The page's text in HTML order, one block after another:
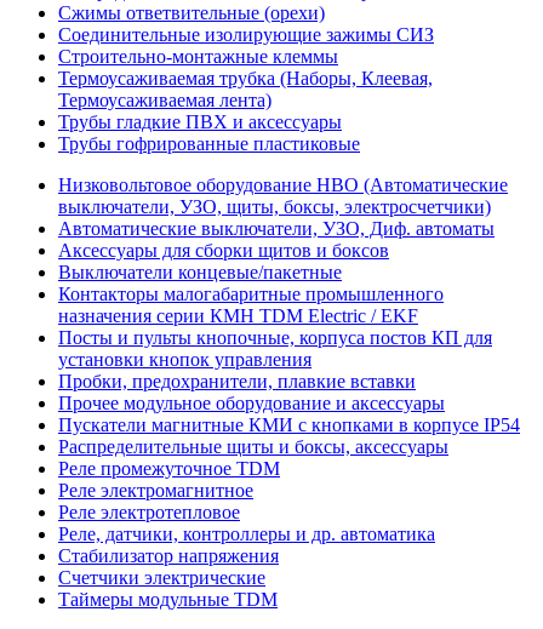
Сжимы ответвительные (орехи)
Соединительные изолирующие зажимы СИЗ
Строительно-монтажные клеммы
Термоусаживаемая трубка (Наборы, Клеевая,
Термоусаживаемая лента)
Трубы гладкие ПВХ и аксессуары
Трубы гофрированные пластиковые
Низковольтовое оборудование НВО (Автоматические
выключатели, УЗО, щиты, боксы, электросчетчики)
Автоматические выключатели, УЗО, Диф. автоматы
Аксессуары для сборки щитов и боксов
Выключатели концевые/пакетные
Контакторы малогабаритные промышленного
назначения серии КМН TDM Electric / EKF
Посты и пульты кнопочные, корпуса постов КП для
установки кнопок управления
Пробки, предохранители, плавкие вставки
Прочее модульное оборудование и аксессуары
Пускатели магнитные КМИ с кнопками в корпусе IP54
Распределительные щиты и боксы, аксессуары
Реле промежуточное TDM
Реле электромагнитное
Реле электротепловое
Реле, датчики, контроллеры и др. автоматика
Стабилизатор напряжения
Счетчики электрические
Таймеры модульные TDM